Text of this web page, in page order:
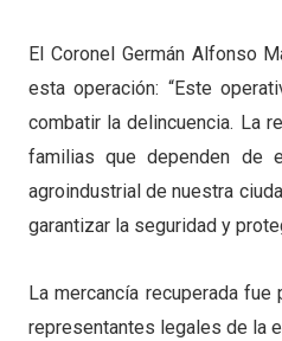
El Coronel Germán Alfonso
esta operación: “Este
combatir la delincuencia. La
familias que dependen de
agroindustrial de nuestra
garantizar la seguridad y
La mercancía recuperada
representantes legales de la